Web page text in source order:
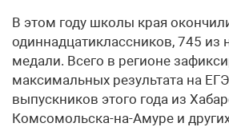
В этом году школы края
одиннадцатиклассников, 745 из
медали. Всего в регионе
максимальных результата на
выпускников этого года из
Комсомольска-на-Амуре и